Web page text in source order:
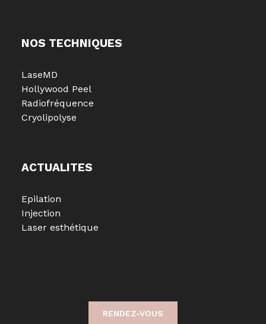
NOS TECHNIQUES
LaseMD
Hollywood Peel
Radiofréquence
Cryolipolyse
ACTUALITES
Epilation
Injection
Laser esthétique
RENDEZ-VOUS